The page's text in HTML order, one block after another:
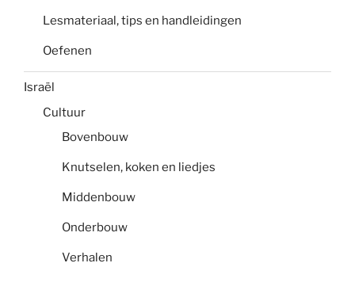
Lesmateriaal, tips en handleidingen
Oefenen
Israël
Cultuur
Bovenbouw
Knutselen, koken en liedjes
Middenbouw
Onderbouw
Verhalen